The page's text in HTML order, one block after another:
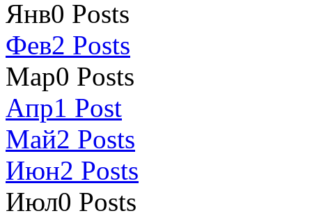
Янв0 Posts
Фев2 Posts
Мар0 Posts
Апр1 Post
Май2 Posts
Июн2 Posts
Июл0 Posts